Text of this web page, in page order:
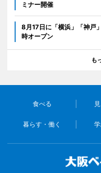
ミナー開催
8月17日に「横浜」「神戸
時オープン
も
食べる
暮らす・働く